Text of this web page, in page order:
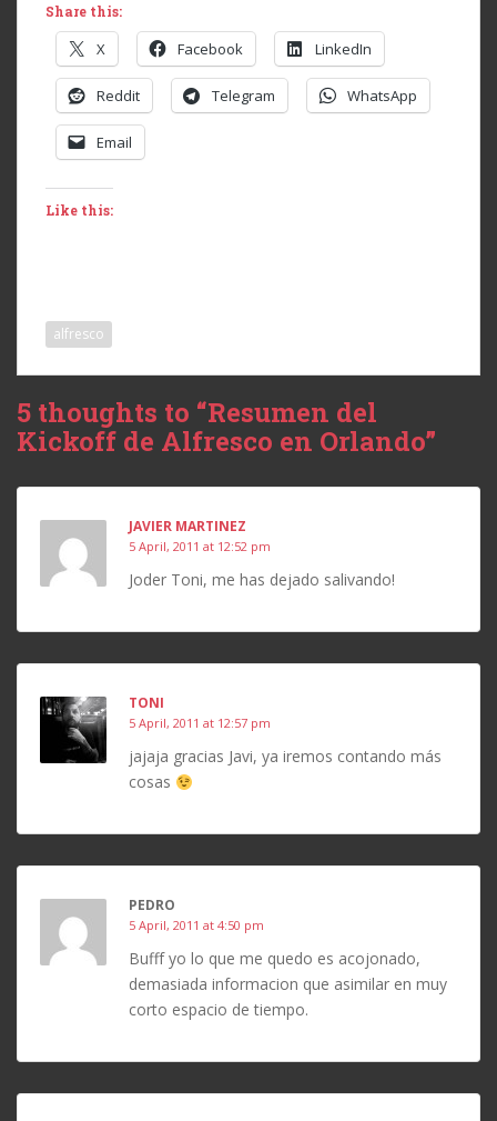
Share this:
X Facebook LinkedIn
Reddit Telegram WhatsApp
Email
Like this:
alfresco
5 thoughts to “Resumen del
Kickoff de Alfresco en Orlando”
JAVIER MARTINEZ
5 April, 2011 at 12:52 pm
Joder Toni, me has dejado salivando!
TONI
5 April, 2011 at 12:57 pm
jajaja gracias Javi, ya iremos contando más
cosas
PEDRO
5 April, 2011 at 4:50 pm
Bufff yo lo que me quedo es acojonado,
demasiada informacion que asimilar en muy
corto espacio de tiempo.